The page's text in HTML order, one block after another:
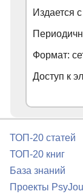
Издается с
Формат:
Доступ к
ТОП-20 статей
ТОП-20 книг
База знаний
Проекты